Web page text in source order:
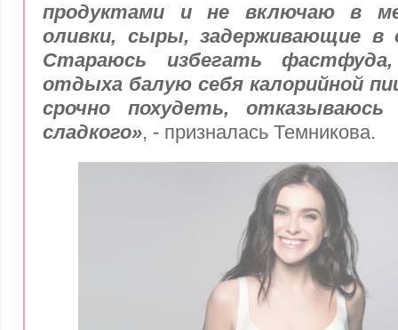
продуктами и не включаю в
оливки, сыры, задерживающие в
Стараюсь избегать
отдыха балую себя калорийной
срочно похудеть,
сладкого», - призналась Темникова.